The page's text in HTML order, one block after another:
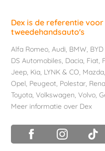
Dex is de referentie
tweedehandsauto's
Alfa Romeo,Audi, BMW,
DS Automobiles, Dacia, Fiat,
Jeep, Kia, LYNK & CO, Mazda,
Opel, Peugeot, Polestar,
Toyota,Volkswagen,Volvo,
Meer informatie over Dex